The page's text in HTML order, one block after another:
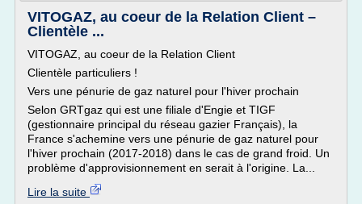
VITOGAZ, au coeur de la Relation Client –
Clientèle ...
VITOGAZ, au coeur de la Relation Client
Clientèle particuliers !
Vers une pénurie de gaz naturel pour l'hiver prochain
Selon GRTgaz qui est une filiale d'Engie et TIGF
(gestionnaire principal du réseau gazier Français), la
France s'achemine vers une pénurie de gaz naturel pour
l'hiver prochain (2017-2018) dans le cas de grand froid. Un
problème d'approvisionnement en serait à l'origine. La...
Lire la suite